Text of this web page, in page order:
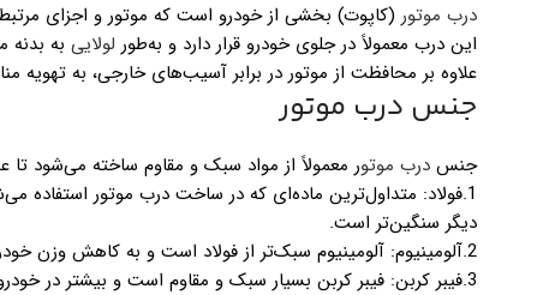
درب موتور (کاپوت) بخشی از خودرو است که موتور و اجزای
این درب معمولاً در جلوی خودرو قرار دارد و به‌طور لولایی به بدنه
علاوه بر محافظت از موتور در برابر آسیب‌های خارجی، به تهویه
جنس درب موتور
جنس درب موتور معمولاً از مواد سبک و مقاوم ساخته می‌شود تا
1.فولاد: متداول‌ترین ماده‌ای که در ساخت درب موتور استفاده
دیگر سنگین‌تر است.
2.آلومینیوم: آلومینیوم سبک‌تر از فولاد است و به کاهش وزن خودرو کمک می‌کند. این ماده معمولاً در خودروهای اسپرت و لوکس به‌کار می‌رود.
3.فیبر کربن: فیبر کربن بسیار سبک و مقاوم است و بیشتر در خودروهای مسابقه‌ای و سوپراسپرت به کار می‌رود. این ماده قیمت بالاتری دارد.